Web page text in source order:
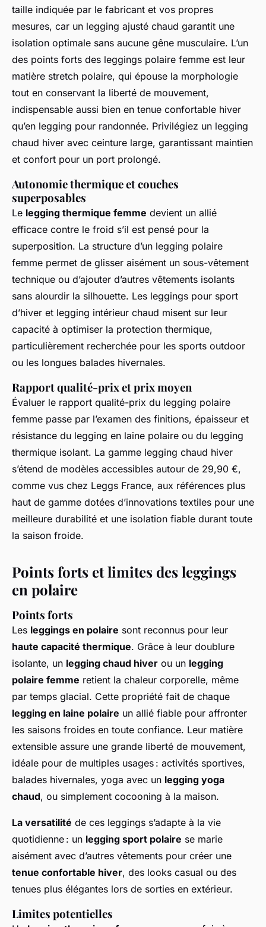
taille indiquée par le fabricant et vos propres
mesures, car un legging ajusté chaud garantit une
isolation optimale sans aucune gêne musculaire. L’un
des points forts des leggings polaire femme est leur
matière stretch polaire, qui épouse la morphologie
tout en conservant la liberté de mouvement,
indispensable aussi bien en tenue confortable hiver
qu’en legging pour randonnée. Privilégiez un legging
chaud hiver avec ceinture large, garantissant maintien
et confort pour un port prolongé.
Autonomie thermique et couches
superposables
Le legging thermique femme devient un allié
efficace contre le froid s’il est pensé pour la
superposition. La structure d’un legging polaire
femme permet de glisser aisément un sous-vêtement
technique ou d’ajouter d’autres vêtements isolants
sans alourdir la silhouette. Les leggings pour sport
d’hiver et legging intérieur chaud misent sur leur
capacité à optimiser la protection thermique,
particulièrement recherchée pour les sports outdoor
ou les longues balades hivernales.
Rapport qualité-prix et prix moyen
Évaluer le rapport qualité-prix du legging polaire
femme passe par l’examen des finitions, épaisseur et
résistance du legging en laine polaire ou du legging
thermique isolant. La gamme legging chaud hiver
s’étend de modèles accessibles autour de 29,90 €,
comme vus chez Leggs France, aux références plus
haut de gamme dotées d’innovations textiles pour une
meilleure durabilité et une isolation fiable durant toute
la saison froide.
Points forts et limites des leggings
en polaire
Points forts
Les leggings en polaire sont reconnus pour leur
haute capacité thermique. Grâce à leur doublure
isolante, un legging chaud hiver ou un legging
polaire femme retient la chaleur corporelle, même
par temps glacial. Cette propriété fait de chaque
legging en laine polaire un allié fiable pour affronter
les saisons froides en toute confiance. Leur matière
extensible assure une grande liberté de mouvement,
idéale pour de multiples usages : activités sportives,
balades hivernales, yoga avec un legging yoga
chaud, ou simplement cocooning à la maison.
La versatilité de ces leggings s’adapte à la vie
quotidienne : un legging sport polaire se marie
aisément avec d’autres vêtements pour créer une
tenue confortable hiver, des looks casual ou des
tenues plus élégantes lors de sorties en extérieur.
Limites potentielles